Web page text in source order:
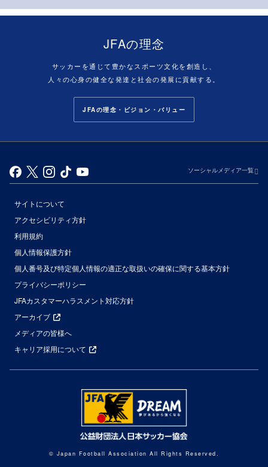
JFAの理念
サッカーを通じて豊かなスポーツ文化を創造し、
人々の心身の健全な発達と社会の発展に貢献する。
JFAの理念・ビジョン・バリュー
ソーシャルメディア一覧
サイトについて
アクセシビリティ方針
利用規約
個人情報保護方針
個人番号及び特定個人情報の適正な取扱いの確保に関する基本方針
プライバシーポリシー
JFAカスタマーハラスメント対応方針
アーカイブ
メディアの皆様へ
キャリア採用について
© Japan Football Association All Rights Reserved.